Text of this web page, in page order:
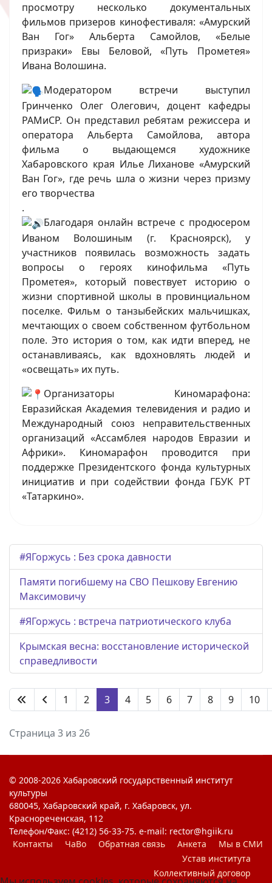
просмотру несколько документальных
фильмов призеров кинофестиваля: «Амурский
Ван Гог» Альберта Самойлов, «Белые
призраки» Евы Беловой, «Путь Прометея»
Ивана Волошина.
Модератором встречи выступил
Гринченко Олег Олегович, доцент кафедры
РАМиСР. Он представил ребятам режиссера и
оператора Альберта Самойлова, автора
фильма о выдающемся художнике
Хабаровского края Илье Лиханове «Амурский
Ван Гог», где речь шла о жизни через призму
его творчества
.
Благодаря онлайн встрече с продюсером
Иваном Волошиным (г. Красноярск), у
участников появилась возможность задать
вопросы о героях кинофильма «Путь
Прометея», который повествует историю о
жизни спортивной школы в провинциальном
поселке. Фильм о танзыбейских мальчишках,
мечтающих о своем собственном футбольном
поле. Это история о том, как идти вперед, не
останавливаясь, как вдохновлять людей и
«освещать» их путь.
Организаторы Киномарафона:
Евразийская Академия телевидения и радио и
Международный союз неправительственных
организаций «Ассамблея народов Евразии и
Африки». Киномарафон проводится при
поддержке Президентского фонда культурных
инициатив и при содействии фонда ГБУК РТ
«Татаркино».
#ЯГоржусь : Без срока давности
Памяти погибшему на СВО Пешкову Евгению
Максимовичу
#ЯГоржусь : встреча патриотического клуба
Крымская весна: восстановление исторической
справедливости
1 2 3 4 5 6 7 8 9 10
Страница 3 из 26
© 2008-2026 Хабаровский государственный институт
культуры
680045, Хабаровский край, г. Хабаровск, ул.
Краснореченская, 112
Телефон/Факс: (4212) 56-33-75. e-mail: rector@hgiik.ru
Контакты
ЧаВо Обратная связь Анкета
Мы в СМИ
Устав института
Коллективный договор